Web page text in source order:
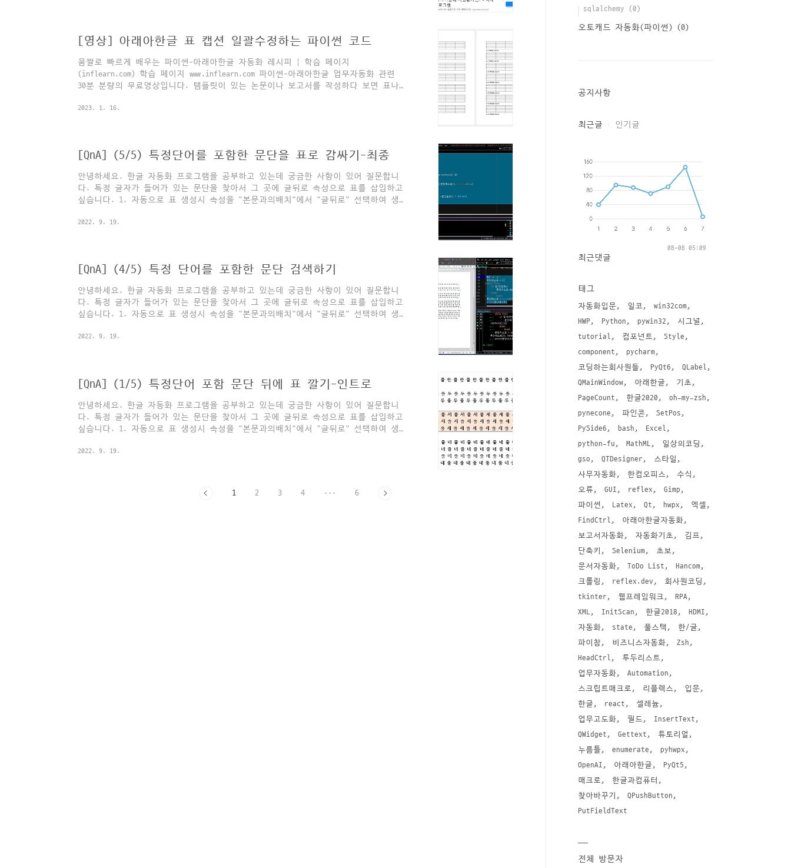
을의식의 흐름대로 한 번 쭉 써내려가 보려고 합니다.1. 저는 대부..
[영상] 아래아한글 표 캡션 일괄수정하는 파이썬 코드
움짤로 빠르게 배우는 파이썬-아래아한글 자동화 레시피 | 학습 페이지
(inflearn.com) 학습 페이지 www.inflearn.com 파이썬-아래아한글 업무자동화 관련
30분 분량의 무료영상입니다. 템플릿이 있는 논문이나 보고서를 작성하다 보면 표나
정도라면 수작업으로 포맷이나 위치, 정렬을 수정하면 되는데 페이지가 많고, 표나
문하셔서 코드를 읽어보시거나, 영상을 시청하시면서 ..
2023. 1. 16.
[QnA] (5/5) 특정단어를 포함한 문단을 표로 감싸기-최종
안녕하세요. 한글 자동화 프로그램을 공부하고 있는데 궁금한 사항이 있어 질문합니
다. 특정 글자가 들어가 있는 문단을 찾아서 그 곳에 글뒤로 속성으로 표를 삽입하고
싶습니다. 1. 자동으로 표 생성시 속성을 "본문과의배치"에서 "글뒤로" 선택하여 생
생합니다. 2. 찾은 문단의 위치값을 HWPUNIT 값으로 알 수 있나요? 표 생성시 위치값
고, 수정하기 [QnA]..
2022. 9. 19.
[QnA] (4/5) 특정 단어를 포함한 문단 검색하기
안녕하세요. 한글 자동화 프로그램을 공부하고 있는데 궁금한 사항이 있어 질문합니
다. 특정 글자가 들어가 있는 문단을 찾아서 그 곳에 글뒤로 속성으로 표를 삽입하고
싶습니다. 1. 자동으로 표 생성시 속성을 "본문과의배치"에서 "글뒤로" 선택하여 생
생합니다. 2. 찾은 문단의 위치값을 HWPUNIT 값으로 알 수 있나요? 표 생성시 위치값
응용] - [QnA] (3/5) 문단의..
2022. 9. 19.
[QnA] (1/5) 특정단어 포함 문단 뒤에 표 깔기-인트로
안녕하세요. 한글 자동화 프로그램을 공부하고 있는데 궁금한 사항이 있어 질문합니
다. 특정 글자가 들어가 있는 문단을 찾아서 그 곳에 글뒤로 속성으로 표를 삽입하고
싶습니다. 1. 자동으로 표 생성시 속성을 "본문과의배치"에서 "글뒤로" 선택하여 생
생합니다. 2. 찾은 문단의 위치값을 HWPUNIT 값으로 알 수 있나요? 표 생성시 위치값
2022. 9. 19.
1 2 3 4 ··· 6
sqlalchemy (0)
오토캐드 자동화(파이썬) (0)
공지사항
최근글 인기글
08-08 05:09
최근댓글
태그
자동화입문 일코
win32com
HWP
Python pywin32
시그널
tutorial
컴포넌트
Style
component
pycharm
코딩하는회사원들
PyQt6
QLabel
QMainWindow
아래한글
기초
PageCount
한글2020
oh-my-zsh
pynecone
파인콘
SetPos
PySide6
bash
Excel
python-fu
MathML
일상의코딩
gso
QTDesigner
스타일
사무자동화
한컴오피스
수식
오류
GUI reflex
Gimp
파이썬
Latex Qt hwpx
엑셀
FindCtrl
아래아한글자동화
보고서자동화
자동화기초
김프
단축키
Selenium
초보
문서자동화
ToDo List
Hancom
크롤링
reflex.dev
회사원코딩
tkinter
웹프레임워크
RPA
XML
InitScan 한글2018
HDMI
자동화
state 풀스택
한/글
파이참
비즈니스자동화
Zsh
HeadCtrl
투두리스트
업무자동화
Automation
스크립트매크로
리플렉스
입문
한글
react
셀레늄
업무고도화
필드
InsertText
QWidget
Gettext
튜토리얼
누름틀
enumerate
pyhwpx
OpenAI
아래아한글
PyQt5
매크로
한글과컴퓨터
찾아바꾸기
QPushButton
PutFieldText
전체 방문자